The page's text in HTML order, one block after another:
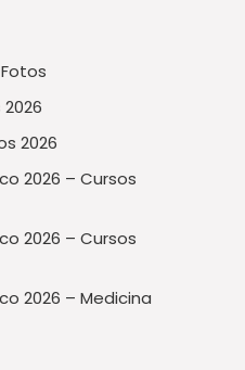
2026
2026 – Cursos
2026 – Cursos
2026 – Medicina